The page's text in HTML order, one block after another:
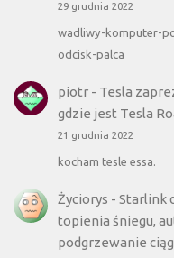
29 grudnia 2022
wadliwy-komputer-
odcisk-palca
piotr- Tesla
gdzie jest Tesla
21 grudnia 2022
kocham tesle essa.
Życiorys - Starlink
topienia śniegu,
podgrzewanie